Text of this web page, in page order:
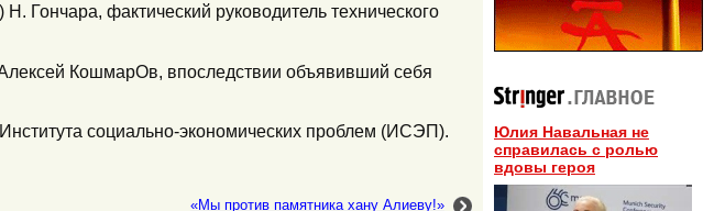
Гончара, фактический руководитель технического
КошмарОв, впоследствии объявивший себя
социально-экономических проблем (ИСЭП).
«Мы против памятника хану Алиеву!»
Юлия Навальная не
справилась с ролью
вдовы героя